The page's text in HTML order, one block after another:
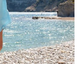
Czy może
A może
cena? To teraz
na raz i jeszcze